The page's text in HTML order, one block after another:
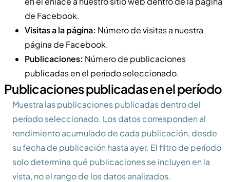
de Facebook.
Visitas a la página: Número de visitas a nuestra
página de Facebook.
Publicaciones: Número de publicaciones
publicadas en el período seleccionado.
Publicaciones publicadas en el período
Muestra las publicaciones publicadas dentro del
período seleccionado. Los datos corresponden al
rendimiento acumulado de cada publicación, desde
su fecha de publicación hasta ayer. El filtro de período
solo determina qué publicaciones se incluyen en la
vista, no el rango de los datos analizados.